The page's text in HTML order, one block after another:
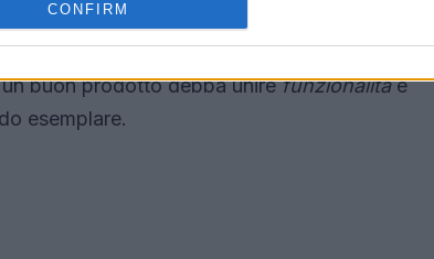
CONFIRM
lunghe percorrenze. Inoltre, la ricarica rapida
lo rendono un dispositivo altamente efficiente.
buon prodotto debba unirefunzionalitàe
esemplare.